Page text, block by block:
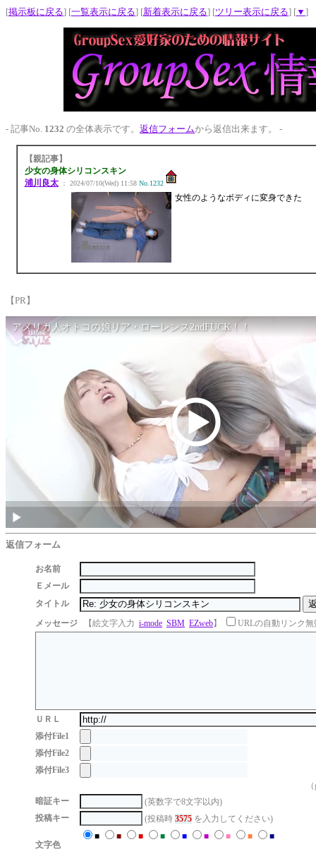
[掲示板に戻る] [一覧表示に戻る] [新着表示に戻る] [ツリー表示に戻る] [▼ ]
- 記事No. 1232 の全体表示です。 返信フォームから返信出来ます。 -
【親記事】
少女の身体シリコンスキン
浦川良太： 2024/07/10(Wed) 11:58 No.1232
女性のようなボディに変身できた
【PR】
返信フォーム
お名前
Ｅメール
タイトル
メッセージ
【絵文字入力 i-mode SBM EZweb】 URLの自動リンク無
ＵＲＬ
添付File1
添付File2
添付File3
暗証キー
(英数字で8文字以内)
投稿キー
(投稿時 3575 を入力してください)
文字色
■ ■ ■ ■ ■ ■ ■ ■ ■